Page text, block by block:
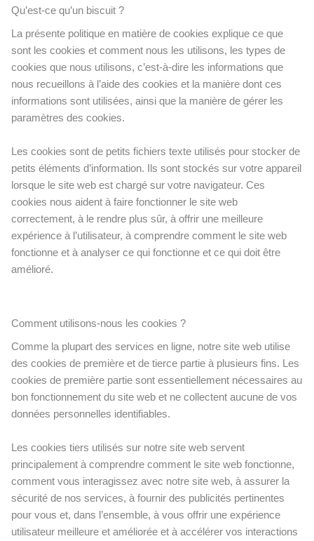
Qu’est-ce qu’un biscuit ?
La présente politique en matière de cookies explique ce que
sont les cookies et comment nous les utilisons, les types de
cookies que nous utilisons, c’est-à-dire les informations que
nous recueillons à l’aide des cookies et la manière dont ces
informations sont utilisées, ainsi que la manière de gérer les
paramètres des cookies.
Les cookies sont de petits fichiers texte utilisés pour stocker de
petits éléments d’information. Ils sont stockés sur votre appareil
lorsque le site web est chargé sur votre navigateur. Ces
cookies nous aident à faire fonctionner le site web
correctement, à le rendre plus sûr, à offrir une meilleure
expérience à l’utilisateur, à comprendre comment le site web
fonctionne et à analyser ce qui fonctionne et ce qui doit être
amélioré.
Comment utilisons-nous les cookies ?
Comme la plupart des services en ligne, notre site web utilise
des cookies de première et de tierce partie à plusieurs fins. Les
cookies de première partie sont essentiellement nécessaires au
bon fonctionnement du site web et ne collectent aucune de vos
données personnelles identifiables.
Les cookies tiers utilisés sur notre site web servent
principalement à comprendre comment le site web fonctionne,
comment vous interagissez avec notre site web, à assurer la
sécurité de nos services, à fournir des publicités pertinentes
pour vous et, dans l’ensemble, à vous offrir une expérience
utilisateur meilleure et améliorée et à accélérer vos interactions